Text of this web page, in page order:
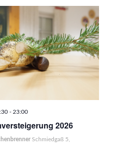
- 23:00
2026
Schmiedgaß 5,